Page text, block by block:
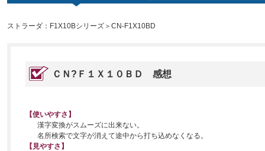
ストラーダ：F1X10Bシリーズ＞CN-F1X10BD
ＣＮ?Ｆ１Ｘ１０ＢＤ 感想
【使いやすさ】
漢字変換がスムーズに出来ない。
名所検索で文字が消えて途中から打ち込めなくなる。
【見やすさ】